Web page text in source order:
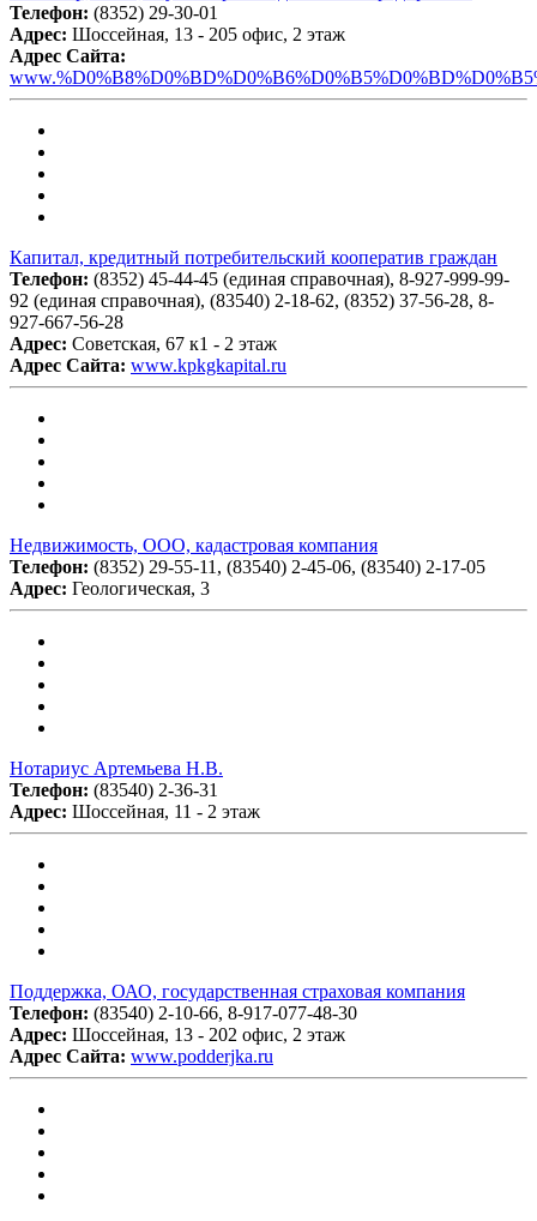
Телефон: (8352) 29-30-01
Адрес: Шоссейная, 13 - 205 офис, 2 этаж
Адрес Сайта:
Капитал, кредитный потребительский кооператив граждан
Телефон: (8352) 45-44-45 (единая справочная), 8-927-999-99-
92 (единая справочная), (83540) 2-18-62, (8352) 37-56-28, 8-
927-667-56-28
Адрес: Советская, 67 к1 - 2 этаж
Адрес Сайта: www.kpkgkapital.ru
Недвижимость, ООО, кадастровая компания
Телефон: (8352) 29-55-11, (83540) 2-45-06, (83540) 2-17-05
Адрес: Геологическая, 3
Нотариус Артемьева Н.В.
Телефон: (83540) 2-36-31
Адрес: Шоссейная, 11 - 2 этаж
Поддержка, ОАО, государственная страховая компания
Телефон: (83540) 2-10-66, 8-917-077-48-30
Адрес: Шоссейная, 13 - 202 офис, 2 этаж
Адрес Сайта: www.podderjka.ru